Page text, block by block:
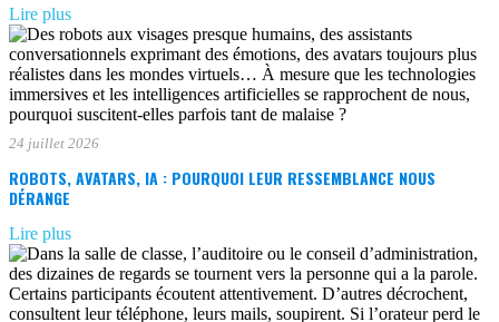
Lire plus
24 juillet 2026
ROBOTS, AVATARS, IA : POURQUOI LEUR RESSEMBLANCE NOUS
DÉRANGE
Lire plus